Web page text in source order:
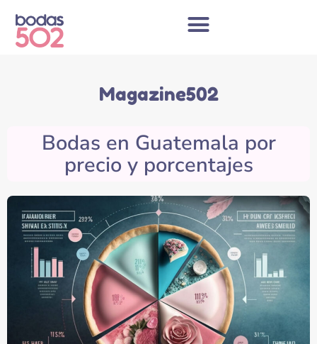
content
Magazine502
Bodas en Guatemala por
precio y porcentajes